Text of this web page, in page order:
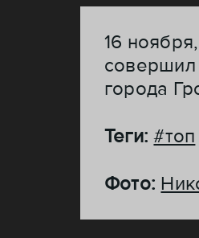
16
совершил
города
Теги:#топ
Фото: